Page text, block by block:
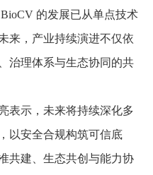
的发展已从单点技术
来，产业持续演进不仅依
治理体系与生态协同的共
示，未来将持续深化多
以安全合规构筑可信底
共建、生态共创与能力协